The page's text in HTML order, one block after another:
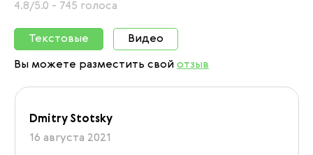
4.8/5.0 - 745 голоса
Текстовые Видео
Вы можете разместить свой отзыв
Dmitry Stotsky
16 августа 2021